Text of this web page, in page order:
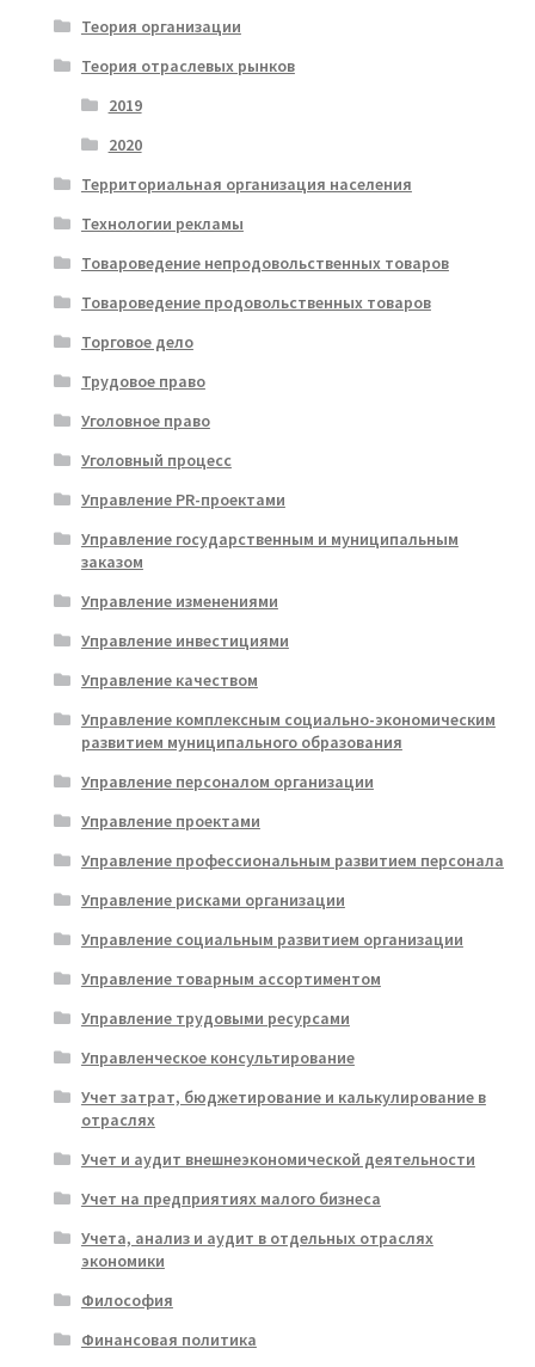
Теория организации
Теория отраслевых рынков
2019
2020
Территориальная организация населения
Технологии рекламы
Товароведение непродовольственных товаров
Товароведение продовольственных товаров
Торговое дело
Трудовое право
Уголовное право
Уголовный процесс
Управление PR-проектами
Управление государственным и муниципальным
заказом
Управление изменениями
Управление инвестициями
Управление качеством
Управление комплексным социально-экономическим
развитием муниципального образования
Управление персоналом организации
Управление проектами
Управление профессиональным развитием персонала
Управление рисками организации
Управление социальным развитием организации
Управление товарным ассортиментом
Управление трудовыми ресурсами
Управленческое консультирование
Учет затрат, бюджетирование и калькулирование в
отраслях
Учет и аудит внешнеэкономической деятельности
Учет на предприятиях малого бизнеса
Учета, анализ и аудит в отдельных отраслях
экономики
Философия
Финансовая политика